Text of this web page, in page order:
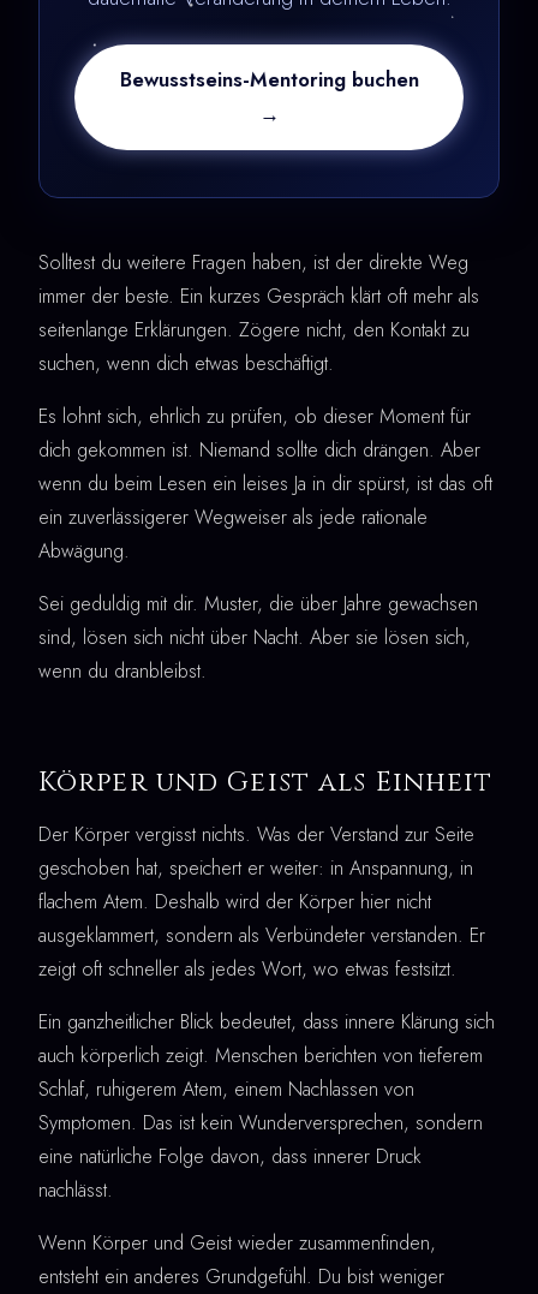
Bewusstseins-Mentoring buchen
→
Solltest du weitere Fragen haben, ist der direkte Weg
immer der beste. Ein kurzes Gespräch klärt oft mehr als
seitenlange Erklärungen. Zögere nicht, den Kontakt zu
suchen, wenn dich etwas beschäftigt.
Es lohnt sich, ehrlich zu prüfen, ob dieser Moment für
dich gekommen ist. Niemand sollte dich drängen. Aber
wenn du beim Lesen ein leises Ja in dir spürst, ist das oft
ein zuverlässigerer Wegweiser als jede rationale
Abwägung.
Sei geduldig mit dir. Muster, die über Jahre gewachsen
sind, lösen sich nicht über Nacht. Aber sie lösen sich,
wenn du dranbleibst.
Körper und Geist als Einheit
Der Körper vergisst nichts. Was der Verstand zur Seite
geschoben hat, speichert er weiter: in Anspannung, in
flachem Atem. Deshalb wird der Körper hier nicht
ausgeklammert, sondern als Verbündeter verstanden. Er
zeigt oft schneller als jedes Wort, wo etwas festsitzt.
Ein ganzheitlicher Blick bedeutet, dass innere Klärung sich
auch körperlich zeigt. Menschen berichten von tieferem
Schlaf, ruhigerem Atem, einem Nachlassen von
Symptomen. Das ist kein Wunderversprechen, sondern
eine natürliche Folge davon, dass innerer Druck
nachlässt.
Wenn Körper und Geist wieder zusammenfinden,
entsteht ein anderes Grundgefühl. Du bist weniger